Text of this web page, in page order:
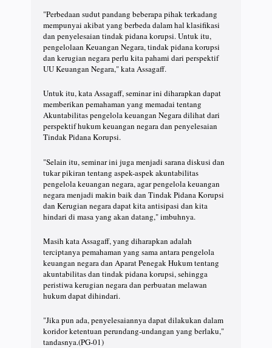
"Perbedaan sudut pandang beberapa pihak terkadang
mempunyai akibat yang berbeda dalam hal klasifikasi
dan penyelesaian tindak pidana korupsi. Untuk itu,
pengelolaan Keuangan Negara, tindak pidana korupsi
dan kerugian negara perlu kita pahami dari perspektif
UU Keuangan Negara," kata Assagaff.
Untuk itu, kata Assagaff, seminar ini diharapkan dapat
memberikan pemahaman yang memadai tentang
Akuntabilitas pengelola keuangan Negara dilihat dari
perspektif hukum keuangan negara dan penyelesaian
Tindak Pidana Korupsi.
"Selain itu, seminar ini juga menjadi sarana diskusi dan
tukar pikiran tentang aspek-aspek akuntabilitas
pengelola keuangan negara, agar pengelola keuangan
negara menjadi makin baik dan Tindak Pidana Korupsi
dan Kerugian negara dapat kita antisipasi dan kita
hindari di masa yang akan datang," imbuhnya.
Masih kata Assagaff, yang diharapkan adalah
terciptanya pemahaman yang sama antara pengelola
keuangan negara dan Aparat Penegak Hukum tentang
akuntabilitas dan tindak pidana korupsi, sehingga
peristiwa kerugian negara dan perbuatan melawan
hukum dapat dihindari.
"Jika pun ada, penyelesaiannya dapat dilakukan dalam
koridor ketentuan perundang-undangan yang berlaku,"
tandasnya.(PG-01)